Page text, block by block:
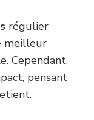
régulier
meilleur
Cependant,
pensant